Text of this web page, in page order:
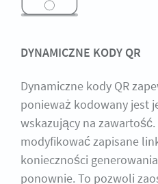
DYNAMICZNE KODY QR
Dynamiczne kody QR
ponieważ kodowany jest
wskazujący na
modyfikować zapisane
konieczności
ponownie. To pozwoli